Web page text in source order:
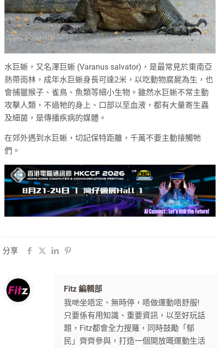
水巨蜥，又名澤巨蜥 (Varanus salvator)，是最常見於東南亞
熱帶雨林，成年水巨蜥身長可達2米，以吃動物腐屍為生，也
會捕獵猴子、雀鳥、魚類等細小生物。雖然水巨蜥不常主動
攻擊人類，不過牠的身上、口部以至血液，都有大量寄生蟲
及細菌，是傳播疾病的媒體。
在郊外遇到水巨蜥，切記保特距離，千萬不要主動接觸牠
們。
分享
Fitz 編輯部
我哋坐唔定、無時停，唔做運動唔舒服!
只要係有用知識、重要資訊，以至好玩話
題，Fitz都會全力搜羅，同時鼓勵「郁
民」齊齊參與，打造一個開放嘅運動生活